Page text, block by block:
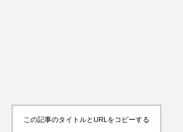
この記事のタイトルとURLをコピーする